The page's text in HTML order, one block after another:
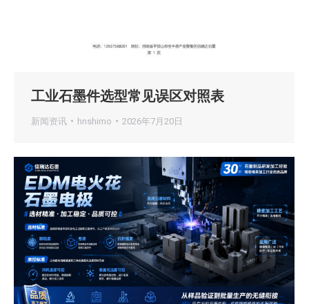
工业石墨件选型常见误区对照表
新闻资讯 hnshimo 2026年7月20日